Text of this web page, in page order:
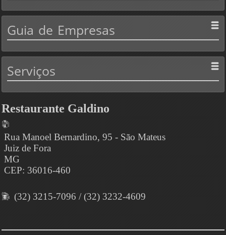
Guia de Empresas
Serviços
Restaurante Galdino
Rua Manoel Bernardino, 95 - São Mateus
Juiz de Fora
MG
CEP: 36016-460
(32) 3215-7096 / (32) 3232-4609